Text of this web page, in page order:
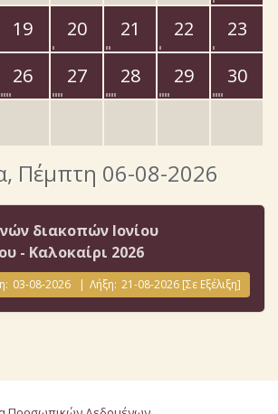
19 20 21 22
23
26 27 28 29
30
, Πέμπτη 06-08-2026
διακοπών Ιονίου
- Καλοκαίρι 2026
03-08-2026 | Λήξη: 21-08-2026 [Σε Εξέλιξη]